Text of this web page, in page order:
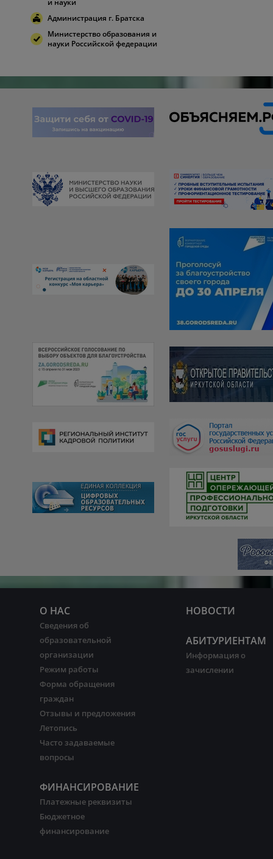
и науки
Администрация г. Братска
Министерство образования и
науки Российской федерации
О НАС
Сведения об
образовательной
организации
Режим работы
Форма обращения
граждан
Отзывы и предложения
Летопись
Часто задаваемые
вопросы
ФИНАНСИРОВАНИЕ
Платежные реквизиты
Бюджетное
финансирование
НОВОСТИ
АБИТУРИЕНТАМ
Информация о
зачислении